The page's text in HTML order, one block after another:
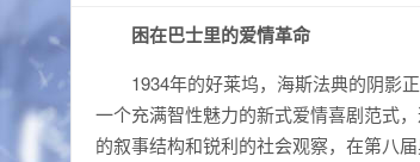
困在巴士里的爱情革命
1934年的好莱坞，海斯法典的阴影
一个充满智性魅力的新式爱情喜剧范式
的叙事结构和锐利的社会观察，在第八